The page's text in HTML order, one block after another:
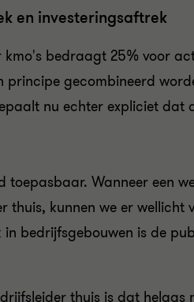
en investeringsaftrek
bedraagt 25% voor
principe gecombineerd
nu echter expliciet dat
Wanneer een
thuis, kunnen we er
bedrijfsgebouwen is de
thuis is dat